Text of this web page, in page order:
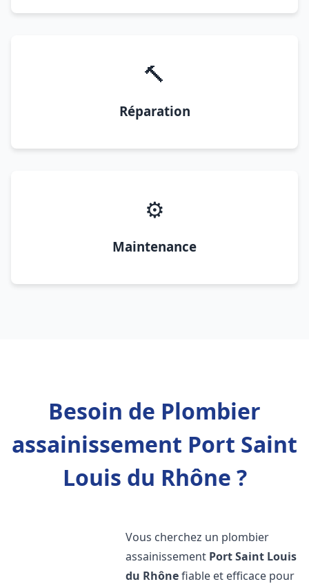
🔨
Réparation
⚙️
Maintenance
Besoin de Plombier
assainissement Port Saint
Louis du Rhône ?
Vous cherchez un plombier
assainissement Port Saint Louis
du Rhônefiable et efficace pour